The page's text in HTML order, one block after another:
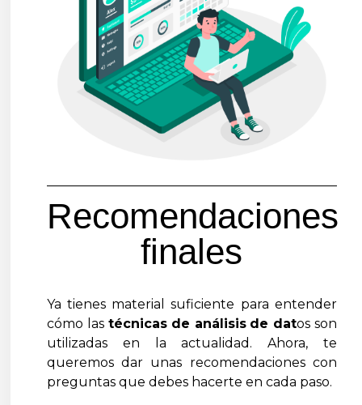
Recomendaciones
finales
Ya tienes material suficiente para entender
cómo las técnicas de análisis de datos son
utilizadas en la actualidad. Ahora, te
queremos dar unas recomendaciones con
preguntas que debes hacerte en cada paso.